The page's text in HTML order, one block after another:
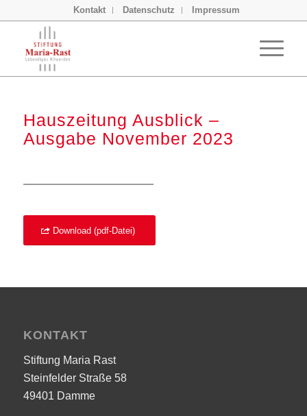
Kontakt Datenschutz Impressum
Hauszeitung Ausblick –
Ausgabe November 2023
Download (pdf-Datei)
KONTAKT
Stiftung Maria Rast
Steinfelder Straße 58
49401 Damme